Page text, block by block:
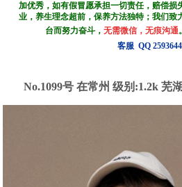
加优秀，如有假冒愿承担一切责任，赔偿损
业，养生理念超前，保养方法独特；我们致
台而努力奋斗，无需微信，无痕沟通
客服 QQ
No.1099号 在常州 级别:1.2k 芜